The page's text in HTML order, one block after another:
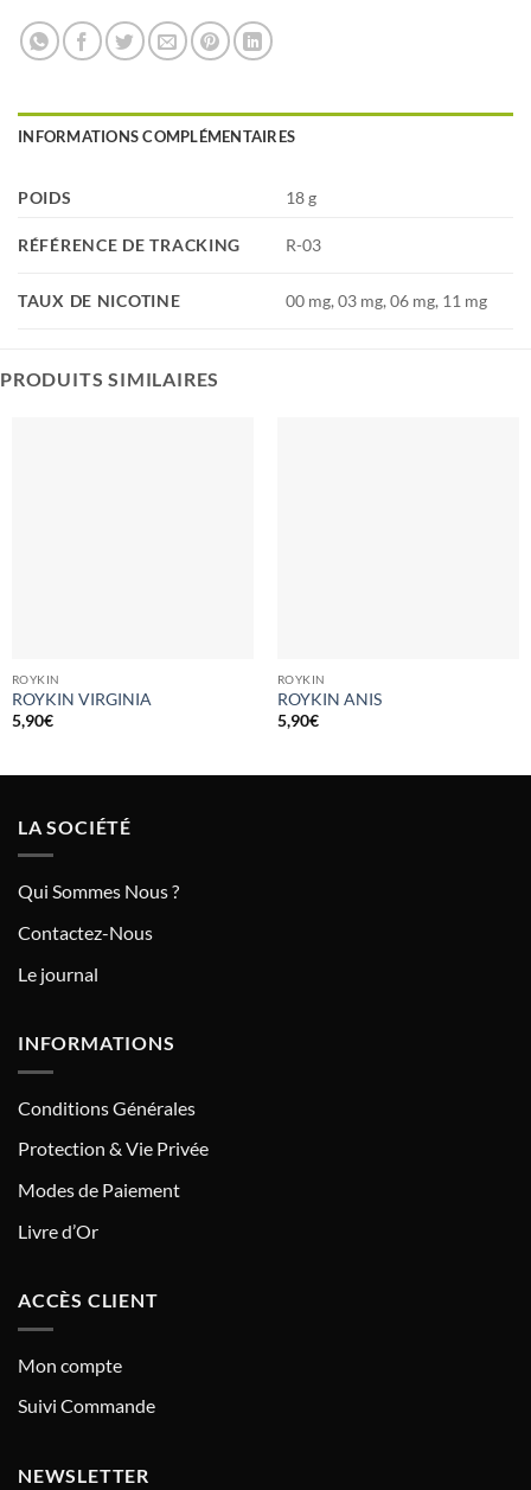
INFORMATIONS COMPLÉMENTAIRES
POIDS 18 g
RÉFÉRENCE DE TRACKING R-03
TAUX DE NICOTINE 00 mg, 03 mg, 06 mg, 11 mg
PRODUITS SIMILAIRES
ROYKIN
ROYKIN VIRGINIA
5,90€
ROYKIN
ROYKIN ANIS
5,90€
LA SOCIÉTÉ
Qui Sommes Nous ?
Contactez-Nous
Le journal
INFORMATIONS
Conditions Générales
Protection & Vie Privée
Modes de Paiement
Livre d’Or
ACCÈS CLIENT
Mon compte
Suivi Commande
NEWSLETTER